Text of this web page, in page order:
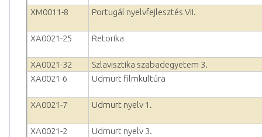
XM0011-8 Portugál nyelvfejlesztés VII.
XA0021-25 Retorika
XA0021-32
Szlavisztika szabadegyetem 3.
XA0021-6
Udmurt filmkultúra
XA0021-7 Udmurt nyelv 1.
XA0021-2 Udmurt nyelv 3.